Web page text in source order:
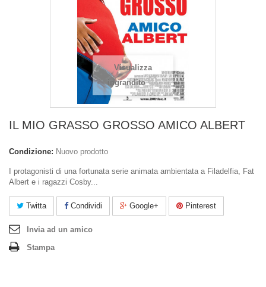
Visualizza
ingrandito
IL MIO GRASSO GROSSO AMICO ALBERT
Condizione: Nuovo prodotto
I protagonisti di una fortunata serie animata ambientata a Filadelfia, Fat
Albert e i ragazzi Cosby...
Twitta Condividi Google+ Pinterest
Invia ad un amico
Stampa